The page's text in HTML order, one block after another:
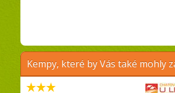
Kempy, které by Vás také mohly